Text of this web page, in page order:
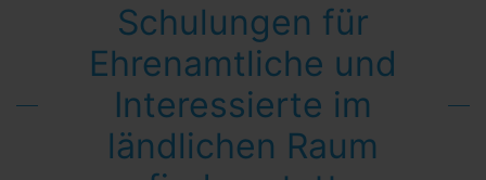
Schulungen für
Ehrenamtliche und
Interessierte im
ländlichen Raum